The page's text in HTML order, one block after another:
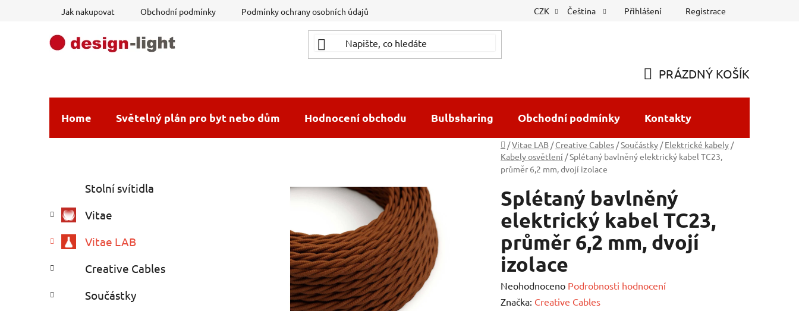
Jak nakupovat Obchodní podmínky Podmínky ochrany osobních údajů CZK Čeština Přihlášení Registrace
KOŠÍK
PRÁZDNÝ KOŠÍK
Home Světelný plán pro byt nebo dům Hodnocení obchodu Bulbsharing Obchodní podmínky Kontakty
Domů
/Vitae LAB / Creative Cables /Součástky / Elektrické kabely /
Kabely osvětlení /Splétaný bavlněný elektrický kabel TC23,
průměr 6,2 mm, dvojí izolace
s
r
n
n
kategorie
e
o
i
Stolní svítidla
Vitae
Vitae LAB
Creative Cables
Součástky
Splétaný bavlněný
elektrický kabel TC23,
průměr 6,2 mm, dvojí
izolace
Průměrné
hodnocení
Neohodnoceno Podrobnosti hodnocení
Značka: Creative Cables